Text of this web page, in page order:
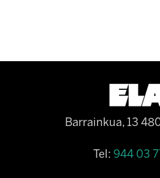
Barrainkua, 13
Tel: 944 03